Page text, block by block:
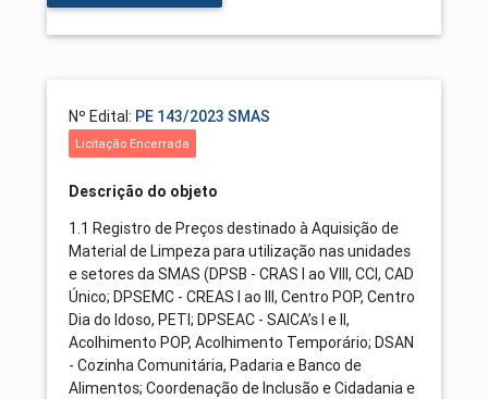
Nº Edital: PE 143/2023 SMAS
Licitação Encerrada
Descrição do objeto
1.1 Registro de Preços destinado à Aquisição de
Material de Limpeza para utilização nas unidades
e setores da SMAS (DPSB - CRAS I ao VIII, CCI, CAD
Único; DPSEMC - CREAS I ao III, Centro POP, Centro
Dia do Idoso, PETI; DPSEAC - SAICA’s I e II,
Acolhimento POP, Acolhimento Temporário; DSAN
- Cozinha Comunitária, Padaria e Banco de
Alimentos; Coordenação de Inclusão e Cidadania e